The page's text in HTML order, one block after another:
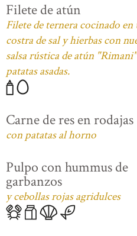
Filete de atún
Filete de ternera cocinado en
costra de sal y hierbas con
salsa rústica de atún
patatas asadas.
Carne de res en rodajas
con patatas al horno
Pulpo con hummus de
garbanzos
y cebollas rojas agridulces